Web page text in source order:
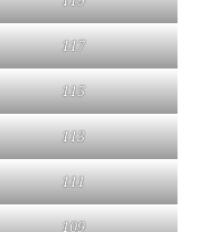
117
115
113
111
109